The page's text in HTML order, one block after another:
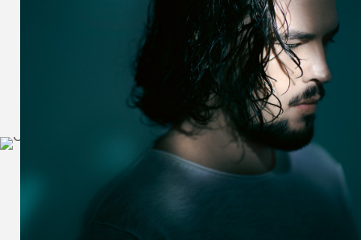
LIEDERKREIS
OP. 24
SECHS
MONOLOGE
AUS
JEDERMANN
GESÄNGE